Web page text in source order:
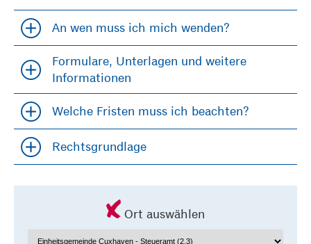
Accordion öfffnen und schließen
An wen muss ich mich wenden?
Accordion öfffnen und schließen
Formulare, Unterlagen und weitere
Informationen
Accordion öfffnen und schließen
Welche Fristen muss ich beachten?
Accordion öfffnen und schließen
Rechtsgrundlage
Ort auswählen